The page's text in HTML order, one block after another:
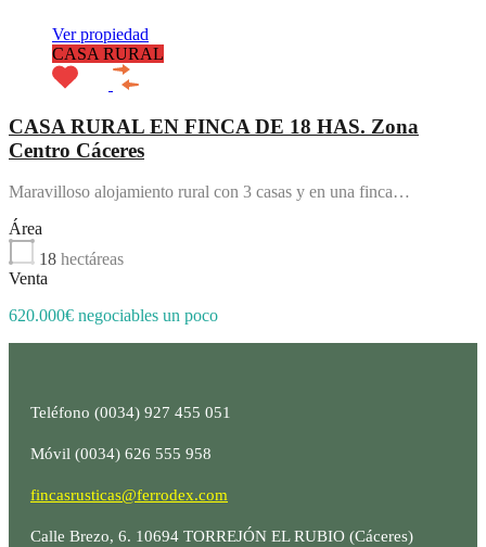
Ver propiedad
CASA RURAL
CASA RURAL EN FINCA DE 18 HAS. Zona
Centro Cáceres
Maravilloso alojamiento rural con 3 casas y en una finca…
Área
18 hectáreas
Venta
620.000€ negociables un poco
Teléfono (0034) 927 455 051
Móvil (0034) 626 555 958
fincasrusticas@ferrodex.com
Calle Brezo, 6. 10694 TORREJÓN EL RUBIO (Cáceres)